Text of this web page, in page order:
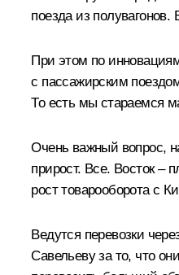
поезда из
При этом по
с пассажирским
То есть мы стараемся
Очень важный вопрос,
прирост. Все. Восток –
рост товарооборота с
Ведутся перевозки
Савельевуза то, что